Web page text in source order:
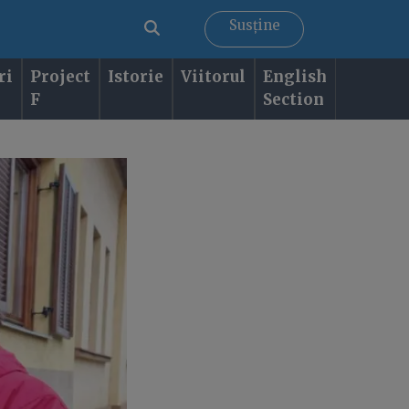
Susține
Project
F
Istorie Viitorul
English
Section